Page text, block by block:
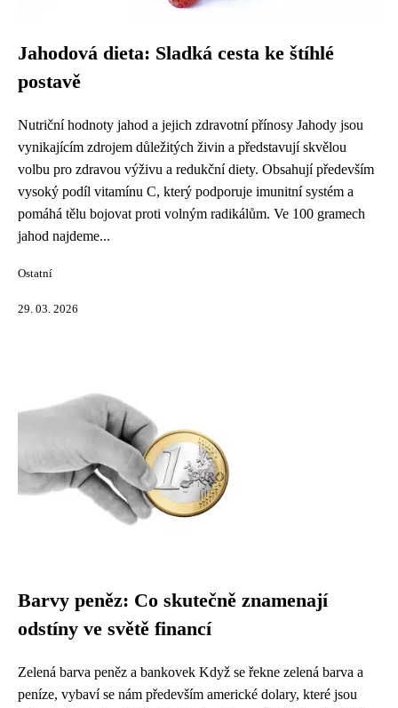
Jahodová dieta: Sladká cesta ke štíhlé
postavě
Nutriční hodnoty jahod a jejich zdravotní přínosy Jahody jsou
vynikajícím zdrojem důležitých živin a představují skvělou
volbu pro zdravou výživu a redukční diety. Obsahují především
vysoký podíl vitamínu C, který podporuje imunitní systém a
pomáhá tělu bojovat proti volným radikálům. Ve 100 gramech
jahod najdeme...
Ostatní
29. 03. 2026
Barvy peněz: Co skutečně znamenají
odstíny ve světě financí
Zelená barva peněz a bankovek Když se řekne zelená barva a
peníze, vybaví se nám především americké dolary, které jsou